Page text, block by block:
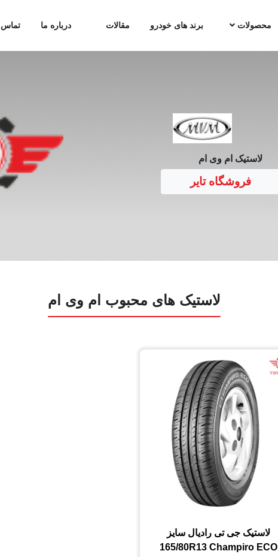
محصولات برند های خودرو مقالات درباره ما تماس
لاستیک ام وی ام
فروشگاه تایر
لاستیک های محبوب ام وی ام
لاستیک جی تی رادیال سایز
165/80R13 Champiro ECO